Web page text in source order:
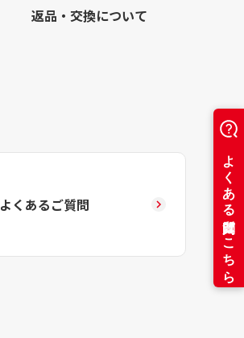
返品・交換について
よくあるご質問